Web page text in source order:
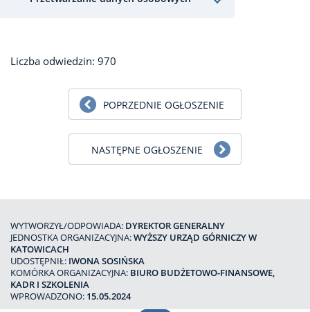
Liczba odwiedzin: 970
POPRZEDNIE OGŁOSZENIE
NASTĘPNE OGŁOSZENIE
WYTWORZYŁ/ODPOWIADA: DYREKTOR GENERALNY
JEDNOSTKA ORGANIZACYJNA:WYŻSZY URZĄD GÓRNICZY W
KATOWICACH
UDOSTĘPNIŁ: IWONA SOSIŃSKA
KOMÓRKA ORGANIZACYJNA: BIURO BUDŻETOWO-FINANSOWE,
KADR I SZKOLENIA
WPROWADZONO: 15.05.2024